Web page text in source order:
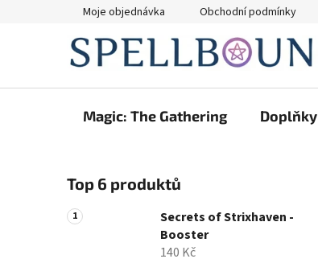
Moje objednávka Obchodní podmínky
Magic: The Gathering Doplňky
o
s
t
Top 6 produktů
Secrets of Strixhaven -
Booster
140 Kč